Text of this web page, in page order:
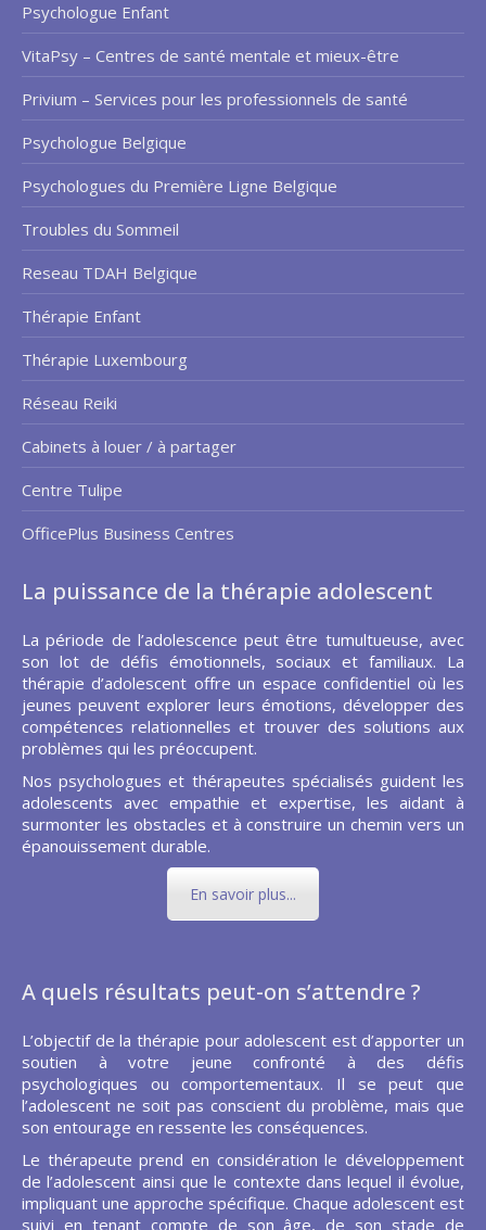
Psychologue Enfant
VitaPsy – Centres de santé mentale et mieux-être
Privium – Services pour les professionnels de santé
Psychologue Belgique
Psychologues du Première Ligne Belgique
Troubles du Sommeil
Reseau TDAH Belgique
Thérapie Enfant
Thérapie Luxembourg
Réseau Reiki
Cabinets à louer / à partager
Centre Tulipe
OfficePlus Business Centres
La puissance de la thérapie adolescent
La période de l’adolescence peut être tumultueuse, avec
son lot de défis émotionnels, sociaux et familiaux. La
thérapie d’adolescent offre un espace confidentiel où les
jeunes peuvent explorer leurs émotions, développer des
compétences relationnelles et trouver des solutions aux
problèmes qui les préoccupent.
Nos psychologues et thérapeutes spécialisés guident les
adolescents avec empathie et expertise, les aidant à
surmonter les obstacles et à construire un chemin vers un
épanouissement durable.
En savoir plus...
A quels résultats peut-on s’attendre ?
L’objectif de la thérapie pour adolescent est d’apporter un
soutien à votre jeune confronté à des défis
psychologiques ou comportementaux. Il se peut que
l’adolescent ne soit pas conscient du problème, mais que
son entourage en ressente les conséquences.
Le thérapeute prend en considération le développement
de l’adolescent ainsi que le contexte dans lequel il évolue,
impliquant une approche spécifique. Chaque adolescent est
suivi en tenant compte de son âge, de son stade de